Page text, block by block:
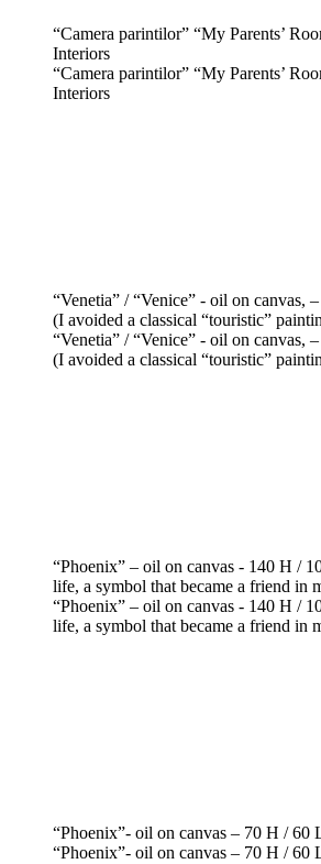
“Camera parintilor” “My Parents’
Interiors
“Camera parintilor” “My Parents’
Interiors
“Venetia” / “Venice” - oil on canvas,
(I avoided a classical “touristic”
“Venetia” / “Venice” - oil on canvas,
(I avoided a classical “touristic”
“Phoenix” – oil on canvas - 140 H /
life, a symbol that became a friend in
“Phoenix” – oil on canvas - 140 H /
life, a symbol that became a friend in
“Phoenix”- oil on canvas – 70 H / 60
“Phoenix”- oil on canvas – 70 H / 60